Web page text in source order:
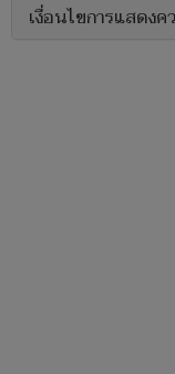
เงื่อนไขการแสดง